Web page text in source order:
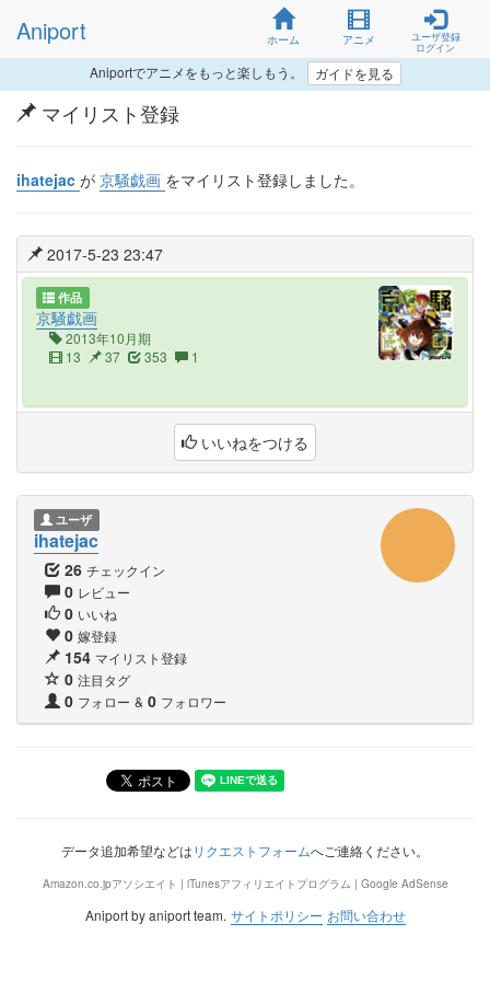
Aniport ホーム アニメ
ユーザ登録
ログイン
Aniportでアニメをもっと楽しもう。 ガイドを見る
マイリスト登録
ihatejac が 京騒戯画 をマイリスト登録しました。
2017-5-23 23:47
作品
京騒戯画
2013年10月期
13
37 353 1
いいねをつける
ユーザ
ihatejac
26 チェックイン
0 レビュー
0 いいね
0 嫁登録
154 マイリスト登録
0 注目タグ
0 フォロー & 0 フォロワー
データ追加希望などはリクエストフォームへご連絡ください。
Amazon.co.jpアソシエイト | iTunesアフィリエイトプログラム | Google AdSense
Aniport by aniport team. サイトポリシー お問い合わせ